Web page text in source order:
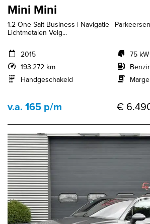
Mini Mini
1.2 One Salt Business | Navigatie |
Lichtmetalen Velg...
2015
193.272 km
Handgeschakeld
75
Marge
v.a. 165 p/m €